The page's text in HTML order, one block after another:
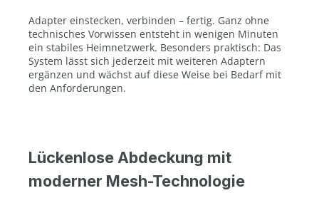
Adapter einstecken, verbinden – fertig. Ganz ohne
technisches Vorwissen entsteht in wenigen Minuten
ein stabiles Heimnetzwerk. Besonders praktisch: Das
System lässt sich jederzeit mit weiteren Adaptern
ergänzen und wächst auf diese Weise bei Bedarf mit
den Anforderungen.
Lückenlose Abdeckung mit
moderner Mesh-Technologie